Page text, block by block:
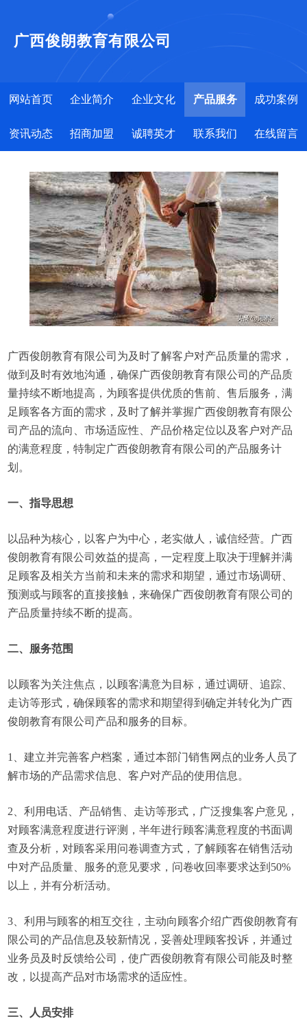
广西俊朗教育有限公司
网站首页 企业简介 企业文化 产品服务 成功案例
资讯动态 招商加盟 诚聘英才 联系我们 在线留言
广西俊朗教育有限公司为及时了解客户对产品质量的需求，
做到及时有效地沟通，确保广西俊朗教育有限公司的产品质
量持续不断地提高，为顾客提供优质的售前、售后服务，满
足顾客各方面的需求，及时了解并掌握广西俊朗教育有限公
司产品的流向、市场适应性、产品价格定位以及客户对产品
的满意程度，特制定广西俊朗教育有限公司的产品服务计
划。
一、指导思想
以品种为核心，以客户为中心，老实做人，诚信经营。广西
俊朗教育有限公司效益的提高，一定程度上取决于理解并满
足顾客及相关方当前和未来的需求和期望，通过市场调研、
预测或与顾客的直接接触，来确保广西俊朗教育有限公司的
产品质量持续不断的提高。
二、服务范围
以顾客为关注焦点，以顾客满意为目标，通过调研、追踪、
走访等形式，确保顾客的需求和期望得到确定并转化为广西
俊朗教育有限公司产品和服务的目标。
1、建立并完善客户档案，通过本部门销售网点的业务人员了
解市场的产品需求信息、客户对产品的使用信息。
2、利用电话、产品销售、走访等形式，广泛搜集客户意见，
对顾客满意程度进行评测，半年进行顾客满意程度的书面调
查及分析，对顾客采用问卷调查方式，了解顾客在销售活动
中对产品质量、服务的意见要求，问卷收回率要求达到50%
以上，并有分析活动。
3、利用与顾客的相互交往，主动向顾客介绍广西俊朗教育有
限公司的产品信息及较新情况，妥善处理顾客投诉，并通过
业务员及时反馈给公司，使广西俊朗教育有限公司能及时整
改，以提高产品对市场需求的适应性。
三、人员安排